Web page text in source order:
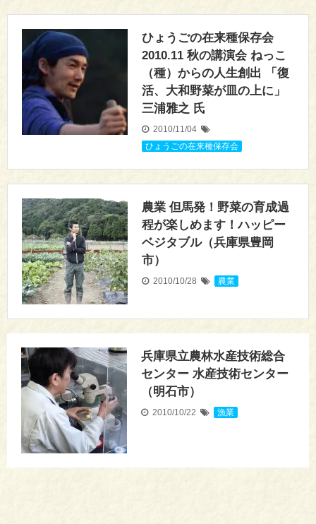
ひょうごの在来種保存会
2010.11 秋の講演会 ねっこ
（種）からの人生創出 「復
活、大和野菜が皿の上に」
三浦雅之 氏
2010/11/04
ひょうごの在来種保存会
農業 但馬発！野菜の育成過
程が楽しめます！ハッピー
ベジタブル（兵庫県豊岡
市）
2010/10/28 農業
兵庫県立農林水産技術総合
センター 水産技術センター
（明石市）
2010/10/22 漁業